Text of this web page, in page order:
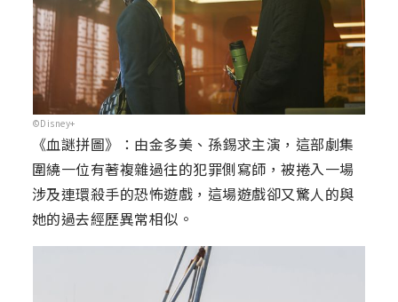
©Disney+
《血謎拼圖》：由金多美、孫錫求主演，這部劇集
圍繞一位有著複雜過往的犯罪側寫師，被捲入一場
涉及連環殺手的恐怖遊戲，這場遊戲卻又驚人的與
她的過去經歷異常相似。